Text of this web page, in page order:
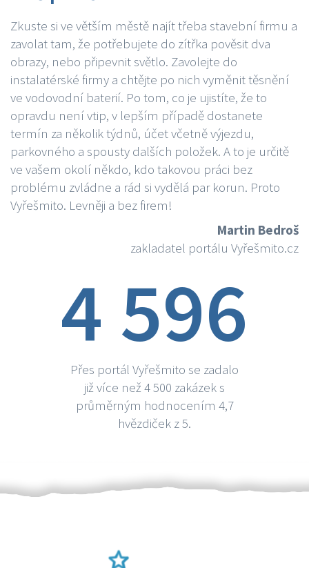
Zkuste si ve větším městě najít třeba stavební firmu a
zavolat tam, že potřebujete do zítřka pověsit dva
obrazy, nebo připevnit světlo. Zavolejte do
instalatérské firmy a chtějte po nich vyměnit těsnění
ve vodovodní baterií. Po tom, co je ujistíte, že to
opravdu není vtip, v lepším případě dostanete
termín za několik týdnů, účet včetně výjezdu,
parkovného a spousty dalších položek. A to je určitě
ve vašem okolí někdo, kdo takovou práci bez
problému zvládne a rád si vydělá par korun. Proto
Vyřešmito. Levněji a bez firem!
Martin Bedroš
zakladatel portálu Vyřešmito.cz
4 596
Přes portál Vyřešmito se zadalo
již více než 4 500 zakázek s
průměrným hodnocením 4,7
hvězdiček z 5.